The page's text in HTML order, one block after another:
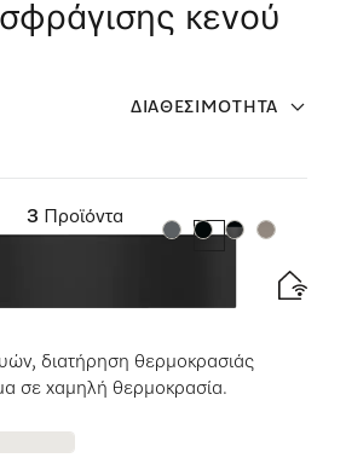
κενού
ΔΙΑΘΕΣΙΜΌΤΗΤΑ
3
Προϊόντα
Χρώμα:Χρώμα:
Χρώμα:Χρώμα:
λαβές ύψους 14 cm.
διατήρηση θερμοκρασιάς
σε χαμηλή θερμοκρασία.